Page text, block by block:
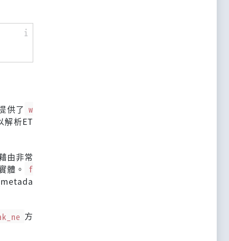
供了 w
解析ET
由非常
體。
f
方